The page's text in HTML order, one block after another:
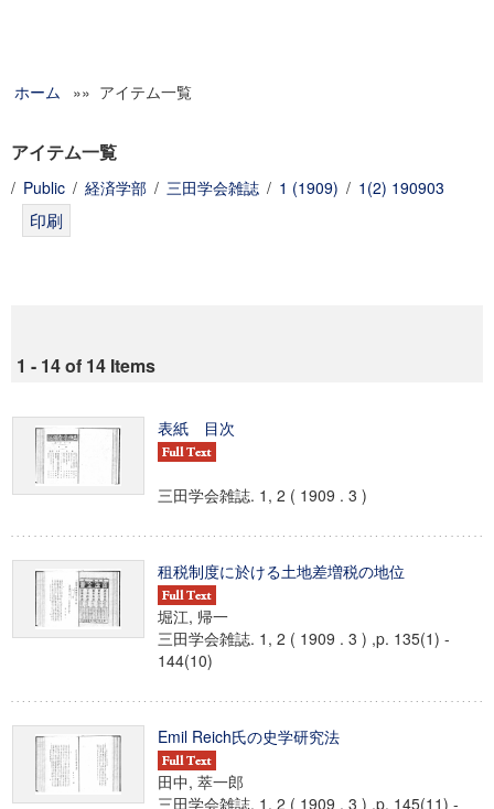
グローバルリサーチインスティテュート
科学研究費補助金研究成果報告書
慶應義塾大学グローバルCOEプログラム市民社会ガバナンス
ホーム »» アイテム一覧
アイテム一覧
/ Public / 経済学部 / 三田学会雑誌 / 1 (1909) / 1(2) 190903
1 - 14 of 14 Items
表紙 目次
三田学会雑誌. 1, 2 ( 1909 . 3 )
租税制度に於ける土地差増税の地位
堀江, 帰一
三田学会雑誌. 1, 2 ( 1909 . 3 ) ,p. 135(1) -
144(10)
Emil Reich氏の史学研究法
田中, 萃一郎
三田学会雑誌. 1, 2 ( 1909 . 3 ) ,p. 145(11) -